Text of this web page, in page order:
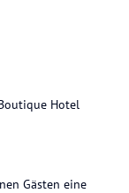
Hotel
Gästen eine